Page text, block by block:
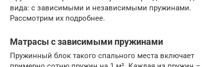
вида: с зависимыми и независимыми пружинами.
Рассмотрим их подробнее.
Матрасы с зависимыми пружинами
Пружинный блок такого спального места включает